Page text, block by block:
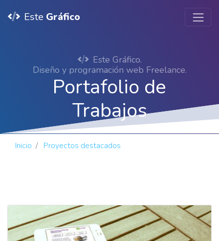
Este Gráfico
Este Gráfico.
Diseño y programación web Freelance.
Portafolio de
Trabajos
Inicio Proyectos destacados